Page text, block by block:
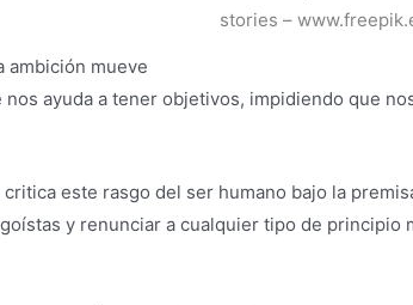
stories –
ambición mueve
ayuda a tener objetivos, impidiendo que
este rasgo del ser humano bajo la
y renunciar a cualquier tipo de principio